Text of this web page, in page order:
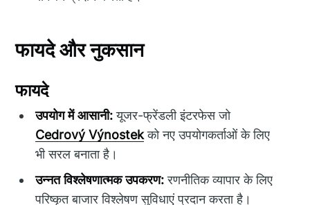
फायदे और नुकसान
फायदे
उपयोग में आसानी:यूजर-फ्रेंडली इंटरफेस जो
Cedrový Výnostekको नए उपयोगकर्ताओं के लिए
भी सरल बनाता है।
उन्नत विश्लेषणात्मक उपकरण:रणनीतिक व्यापार के लिए
परिष्कृत बाजार विश्लेषण सुविधाएं प्रदान करता है।